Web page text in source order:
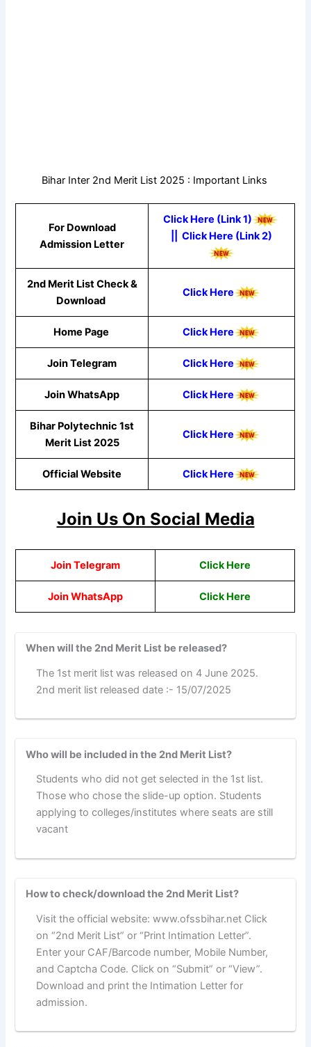
Bihar Inter 2nd Merit List 2025 : Important Links
For Download
Admission Letter
Click Here (Link 1)
||Click Here (Link 2)
2nd Merit List Check &
Download
Click Here
Home Page Click Here
Join Telegram Click Here
Join WhatsApp Click Here
Bihar Polytechnic 1st
Merit List 2025
Click Here
Official Website Click Here
Join Us On Social Media
Join Telegram Click Here
Join WhatsApp Click Here
When will the 2nd Merit List be released?
The 1st merit list was released on 4 June 2025.
2nd merit list released date :- 15/07/2025
Who will be included in the 2nd Merit List?
Students who did not get selected in the 1st list.
Those who chose the slide-up option. Students
applying to colleges/institutes where seats are still
vacant
How to check/download the 2nd Merit List?
Visit the official website: www.ofssbihar.net Click
on “2nd Merit List” or “Print Intimation Letter”.
Enter your CAF/Barcode number, Mobile Number,
and Captcha Code. Click on “Submit” or “View”.
Download and print the Intimation Letter for
admission.